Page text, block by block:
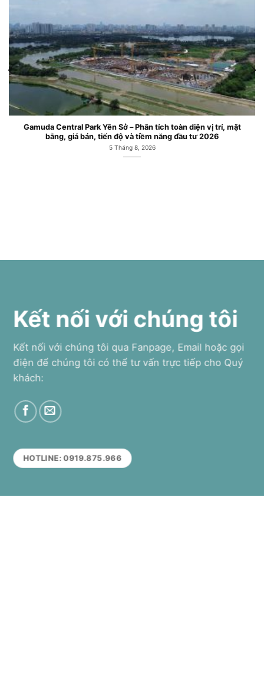
Căn hộ chung cư Gamuda Central Park Công viên Yên Sở
Mai
6 Tháng 7, 2026
Kết nối với chúng tôi
Kết nối với chúng tôi qua Fanpage, Email hoặc gọi
điện để chúng tôi có thể tư vấn trực tiếp cho Quý
khách:
HOTLINE: 0919.875.966